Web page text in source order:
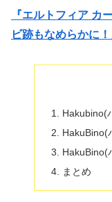
『エルトフィア カ
ビ跡もなめらかに！
Hakubino(
HakuBino(
HakuBino(
まとめ